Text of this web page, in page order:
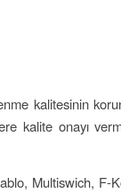
kalitesinin
kalite onayı
Multiswich, F-